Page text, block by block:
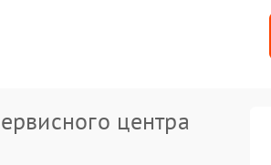
центра